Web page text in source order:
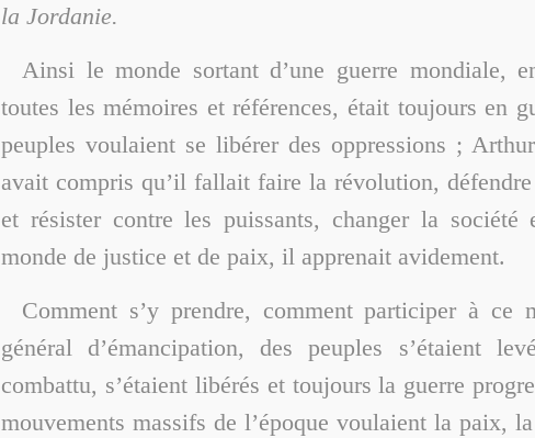
la Jordanie.
Ainsi le monde sortant d’une guerre mondiale,
toutes les mémoires et références, était toujours en
peuples voulaient se libérer des oppressions ;
avait compris qu’il fallait faire la révolution,
et résister contre les puissants, changer la société
monde de justice et de paix, il apprenait avidement.
Comment s’y prendre, comment participer à ce
général d’émancipation, des peuples s’étaient
combattu, s’étaient libérés et toujours la guerre
mouvements massifs de l’époque voulaient la paix,